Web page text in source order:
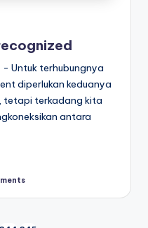
- Untuk terhubungnya
diperlukan keduanya
tetapi terkadang kita
antara